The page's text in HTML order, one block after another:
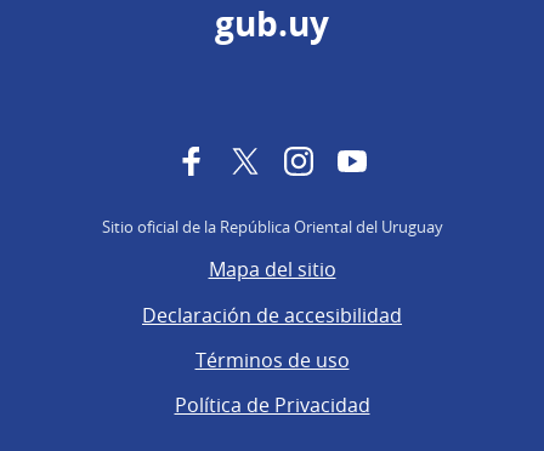
gub.uy
FacebookTwitterInstagramYouTube
Sitio oficial de la República Oriental del Uruguay
Mapa del sitio
Declaración de accesibilidad
Términos de uso
Política de Privacidad